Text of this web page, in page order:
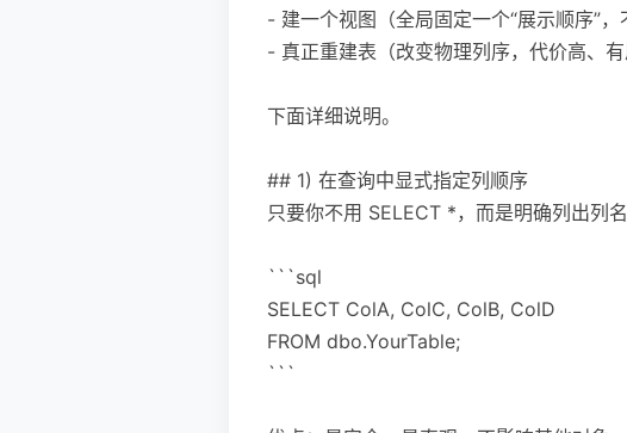
- 建一个视图（全局固定一个“展示顺序”，
- 真正重建表（改变物理列序，代价高、有
下面详细说明。
## 1) 在查询中显式指定列顺序
只要你不用 SELECT *，而是明确列出列
```sql
SELECT ColA, ColC, ColB, ColD
FROM dbo.YourTable;
```